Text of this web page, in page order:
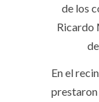
de los
Ricardo
En el
prestaron